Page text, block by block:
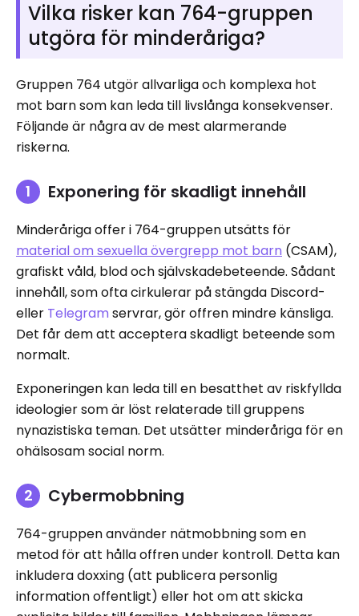
Vilka risker kan 764-gruppen
utgöra för minderåriga?
Gruppen 764 utgör allvarliga och komplexa hot
mot barn som kan leda till livslånga konsekvenser.
Följande är några av de mest alarmerande
riskerna.
Exponering för skadligt innehåll
Minderåriga offer i 764-gruppen utsätts för
material om sexuella övergrepp mot barn (CSAM),
grafiskt våld, blod och självskadebeteende. Sådant
innehåll, som ofta cirkulerar på stängda Discord-
eller Telegram servrar, gör offren mindre känsliga.
Det får dem att acceptera skadligt beteende som
normalt.
Exponeringen kan leda till en besatthet av riskfyllda
ideologier som är löst relaterade till gruppens
nynazistiska teman. Det utsätter minderåriga för en
ohälsosam social norm.
Cybermobbning
764-gruppen använder nätmobbning som en
metod för att hålla offren under kontroll. Detta kan
inkludera doxxing (att publicera personlig
information offentligt) eller hot om att skicka